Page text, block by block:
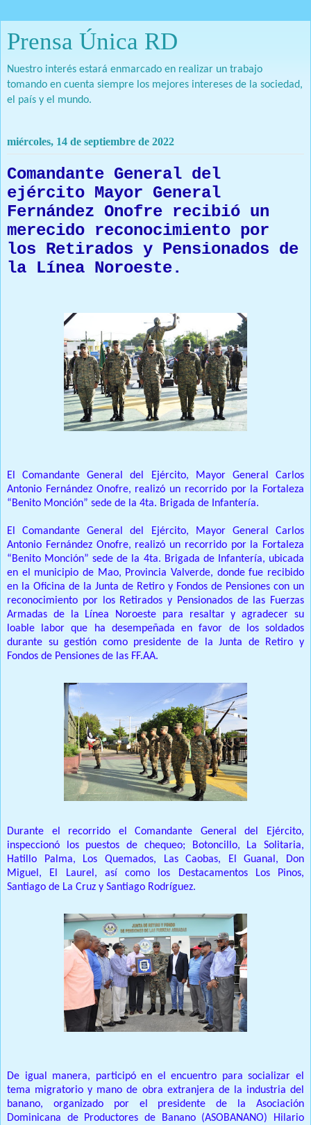
Prensa Única RD
Nuestro interés estará enmarcado en realizar un trabajo
tomando en cuenta siempre los mejores intereses de la sociedad,
el país y el mundo.
miércoles, 14 de septiembre de 2022
Comandante General del
ejército Mayor General
Fernández Onofre recibió un
merecido reconocimiento por
los Retirados y Pensionados de
la Línea Noroeste.
El Comandante General del Ejército, Mayor General Carlos
Antonio Fernández Onofre, realizó un recorrido por la Fortaleza
“Benito Monción” sede de la 4ta. Brigada de Infantería.
El Comandante General del Ejército, Mayor General Carlos
Antonio Fernández Onofre, realizó un recorrido por la Fortaleza
“Benito Monción” sede de la 4ta. Brigada de Infantería, ubicada
en el municipio de Mao, Provincia Valverde, donde fue recibido
en la Oficina de la Junta de Retiro y Fondos de Pensiones con un
reconocimiento por los Retirados y Pensionados de las Fuerzas
Armadas de la Línea Noroeste para resaltar y agradecer su
loable labor que ha desempeñada en favor de los soldados
durante su gestión como presidente de la Junta de Retiro y
Fondos de Pensiones de las FF.AA.
Durante el recorrido el Comandante General del Ejército,
inspeccionó los puestos de chequeo; Botoncillo, La Solitaria,
Hatillo Palma, Los Quemados, Las Caobas, El Guanal, Don
Miguel, El Laurel, así como los Destacamentos Los Pinos,
Santiago de La Cruz y Santiago Rodríguez.
De igual manera, participó en el encuentro para socializar el
tema migratorio y mano de obra extranjera de la industria del
banano, organizado por el presidente de la Asociación
Dominicana de Productores de Banano (ASOBANANO) Hilario